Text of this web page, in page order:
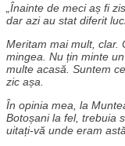
„Înainte de meci aș fi
dar azi au stat diferit
Meritam mai mult, clar.
mingea. Nu țin minte
multe acasă. Suntem
zic așa.
În opinia mea, la
Botoșani la fel, trebuia
uitați-vă unde eram